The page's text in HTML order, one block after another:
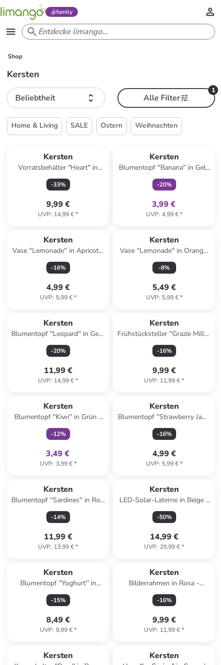
family
Shop
Kersten
Beliebtheit
1
Alle Filter
Home & Living SALE Ostern Weihnachten
Kersten
Vorratsbehälter "Heart" in
Beige/ Gelb/ Lila - (H)13,4 x Ø
12,4 cm
-33%
9,99 €
UVP: 14,99 €*
Kersten
Blumentopf ''Banana'' in Gelb
- (H)8,7 cm - Ø 9,8 cm
-20%
3,99 €
UVP: 4,99 €*
Kersten
Vase ''Lemonade'' in Apricot -
(H)11,3 x Ø 7 cm
-16%
4,99 €
UVP: 5,99 €*
Kersten
Vase ''Lemonade'' in Orange/
Rosa - (H)11,3 x Ø 7 cm
-8%
5,49 €
UVP: 5,99 €*
Kersten
Blumentopf ''Leopard'' in Gelb
- (B)14,3 x (H)16,5 x (T)6 cm
-20%
11,99 €
UVP: 14,99 €*
Kersten
Frühstücksteller ''Grazie Mille''
in Pink/ Rot - Ø 20,5 cm
-16%
9,99 €
UVP: 11,99 €*
Kersten
Blumentopf ''Kiwi'' in Grün -
(H)6,3 cm - Ø 7,3 cm
-12%
3,49 €
UVP: 3,99 €*
Kersten
Blumentopf ''Strawberry Jam''
in Rot - (H)9,7 cm - Ø 8,5 cm
-16%
4,99 €
UVP: 5,99 €*
Kersten
Blumentopf ''Sardines'' in Rot/
Rosa/ Grün - (H)15,5 x Ø 13
cm
-14%
11,99 €
UVP: 13,99 €*
Kersten
LED-Solar-Laterne in Beige -
(H)45 x Ø 20 cm
-50%
14,99 €
UVP: 29,99 €*
Kersten
Blumentopf ''Yoghurt'' in
Hellbraun/ Beige - (H)10,4 x Ø
9,7 cm
-15%
8,49 €
UVP: 9,99 €*
Kersten
Bilderrahmen in Rosa -
(B)15,2 x (H)20,1 cm
-16%
9,99 €
UVP: 11,99 €*
Kersten Kersten